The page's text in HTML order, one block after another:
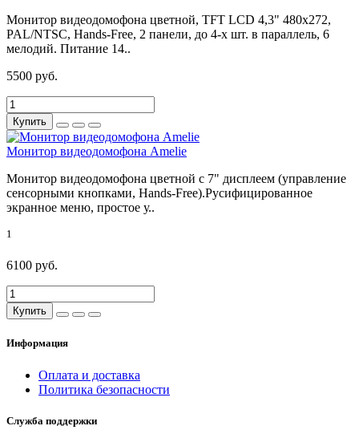
Монитор видеодомофона цветной, TFT LCD 4,3" 480x272,
PAL/NTSC, Hands-Free, 2 панели, до 4-х шт. в параллель, 6
мелодий. Питание 14..
5500 руб.
Купить
Монитор видеодомофона Amelie
Монитор видеодомофона цветной с 7" дисплеем (управление
сенсорными кнопками, Hands-Free).Русифицированное
экранное меню, простое у..
1
6100 руб.
Купить
Информация
Оплата и доставка
Политика безопасности
Служба поддержки